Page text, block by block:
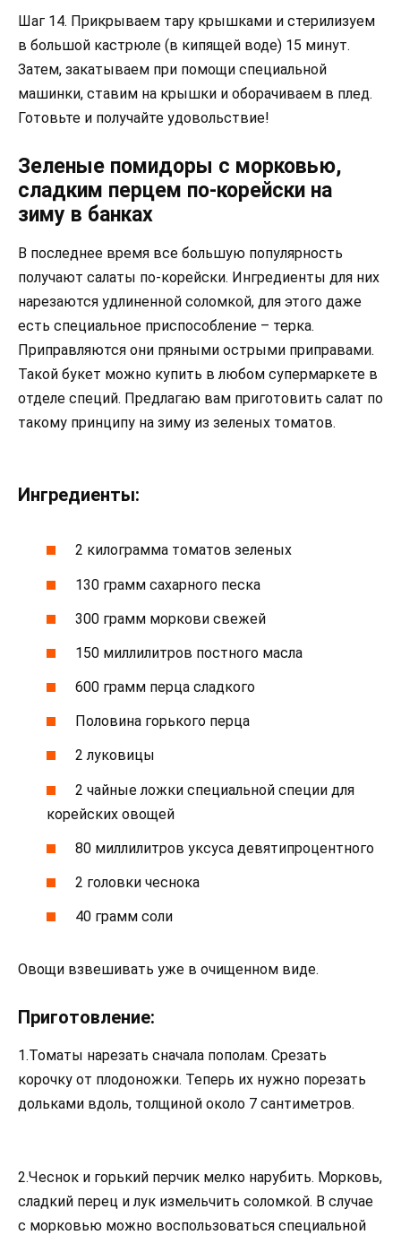
Шаг 14. Прикрываем тару крышками и стерилизуем
в большой кастрюле (в кипящей воде) 15 минут.
Затем, закатываем при помощи специальной
машинки, ставим на крышки и оборачиваем в плед.
Готовьте и получайте удовольствие!
Зеленые помидоры с морковью,
сладким перцем по-корейски на
зиму в банках
В последнее время все большую популярность
получают салаты по-корейски. Ингредиенты для них
нарезаются удлиненной соломкой, для этого даже
есть специальное приспособление – терка.
Приправляются они пряными острыми приправами.
Такой букет можно купить в любом супермаркете в
отделе специй. Предлагаю вам приготовить салат по
такому принципу на зиму из зеленых томатов.
Ингредиенты:
2 килограмма томатов зеленых
130 грамм сахарного песка
300 грамм моркови свежей
150 миллилитров постного масла
600 грамм перца сладкого
Половина горького перца
2 луковицы
2 чайные ложки специальной специи для
корейских овощей
80 миллилитров уксуса девятипроцентного
2 головки чеснока
40 грамм соли
Овощи взвешивать уже в очищенном виде.
Приготовление:
1.Томаты нарезать сначала пополам. Срезать
корочку от плодоножки. Теперь их нужно порезать
дольками вдоль, толщиной около 7 сантиметров.
2.Чеснок и горький перчик мелко нарубить. Морковь,
сладкий перец и лук измельчить соломкой. В случае
с морковью можно воспользоваться специальной